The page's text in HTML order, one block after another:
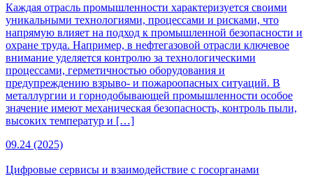
Каждая отрасль промышленности характеризуется своими
уникальными технологиями, процессами и рисками, что
напрямую влияет на подход к промышленной безопасности и
охране труда. Например, в нефтегазовой отрасли ключевое
внимание уделяется контролю за технологическими
процессами, герметичностью оборудования и
предупреждению взрыво- и пожароопасных ситуаций. В
металлургии и горнодобывающей промышленности особое
значение имеют механическая безопасность, контроль пыли,
высоких температур и […]
09.24 (2025)
Цифровые сервисы и взаимодействие с госорганами